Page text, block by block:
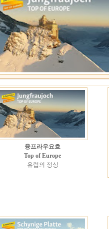
융프라우요흐
Top of Europe
유럽의 정상